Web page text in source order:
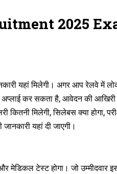
2025
यहां मिलेगी। अगर आप रेलवे में
अप्लाई कर सकता है, आवेदन की आखिरी
कितनी मिलेगी, सिलेबस क्या होगा,
यहां दी जाएगी।
मेडिकल टेस्ट होगा। जो उम्मीदवार